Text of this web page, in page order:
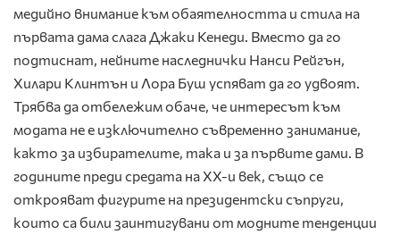
медийно внимание към обаятелността и стила на
първата дама слага Джаки Кенеди. Вместо да го
подтиснат, нейните наследнички Нанси Рейгън,
Хилари Клинтън и Лора Буш успяват да го удвоят.
Трябва да отбележим обаче, че интересът към
модата не е изключително съвременно занимание,
както за избирателите, така и за първите дами. В
годините преди средата на XX-и век, също се
открояват фигурите на президентски съпруги,
които са били заинтигувани от модните тенденции